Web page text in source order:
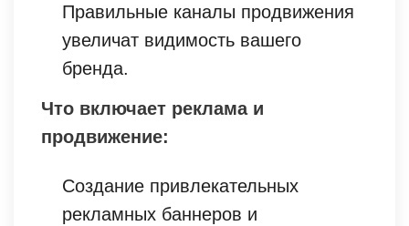
Правильные каналы продвижения
увеличат видимость вашего
бренда.
Что включает реклама и
продвижение:
Создание привлекательных
рекламных баннеров и